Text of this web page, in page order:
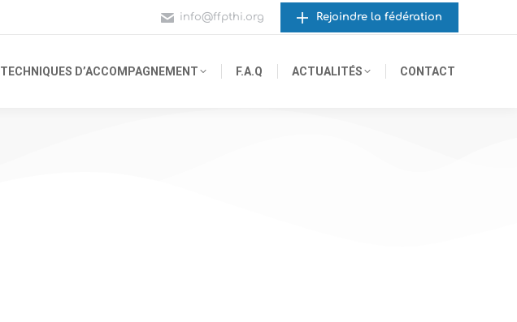
info@ffpthi.org Rejoindre la fédération
TECHNIQUES D’ACCOMPAGNEMENT F.A.Q ACTUALITÉS CONTACT